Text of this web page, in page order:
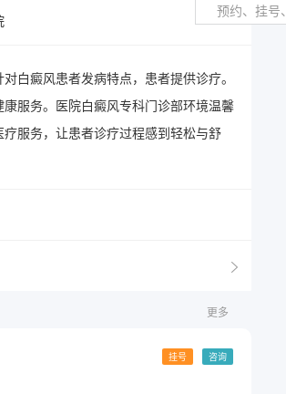
白癜风患者发病特点，患者提供诊疗。
服务。医院白癜风专科门诊部环境温馨
服务，让患者诊疗过程感到轻松与舒
更多
咨询
挂号
预约、挂号